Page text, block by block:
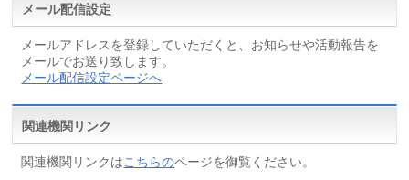
メール配信設定
メールアドレスを登録していただくと、お知らせや活動報告を
メールでお送り致します。
メール配信設定ページへ
関連機関リンク
関連機関リンクはこちらのページを御覧ください。